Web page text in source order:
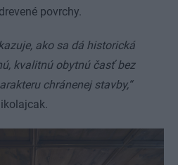
povrchy.
ako sa dá historická
kvalitnú obytnú časť bez
chránenej stavby,“